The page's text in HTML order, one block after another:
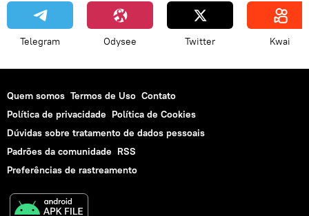
Telegram Odysee Twitter Kwai
Quem somos Termos de Uso Contato
Política de privacidade Política de Cookies
Dúvidas sobre tratamento de dados pessoais
Padrões da comunidade RSS
Preferências de rastreamento